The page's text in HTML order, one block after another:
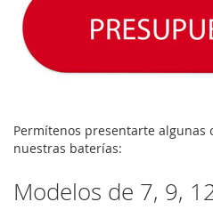
Permítenos presentarte algunas
nuestras baterías:
Modelos de 7, 9,